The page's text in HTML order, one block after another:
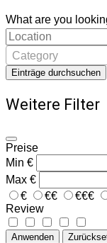
What are you
Category
Einträge durchsuchen
Weitere Filter
Preise
Min €
Max €
€
€€ €€€
Review
Anwenden